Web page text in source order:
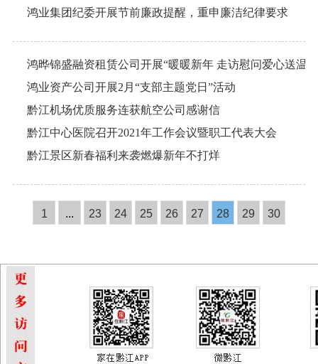
鸿业集团纪委开展节前廉政提醒，重申廉洁纪律要求
鸿晔锦盛融资租赁公司开展“暖暖新年 走访慰问爱心送温
鸿业资产公司开展2月“支部主题党日”活动
黔江机场优质服务连获航空公司感谢信
黔江中心医院召开2021年工作会议暨职工代表大会
黔江景区新春福利来袭燃爆新年不打烊
1 ... 23 24 25 26 27 28 29 30